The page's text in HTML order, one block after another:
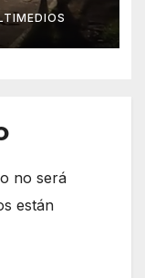
no será
están